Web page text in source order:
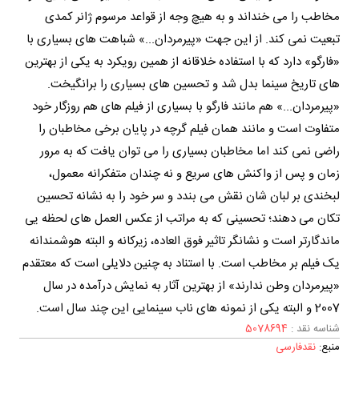
مخاطب را می خنداند و به هیچ وجه از قواعد مرسوم ژانر کمدی
تبعیت نمی کند. از این جهت «پیرمردان...» شباهت های بسیاری با
«فارگو» دارد که با استفاده خلاقانه از همین رویکرد به یکی از بهترین
های تاریخ سینما بدل شد و تحسین های بسیاری را برانگیخت.
«پیرمردان...» هم مانند فارگو با بسیاری از فیلم های هم روزگار خود
متفاوت است و مانند همان فیلم گرچه در پایان برخی مخاطبان را
راضی نمی کند اما مخاطبان بسیاری را می توان یافت که به مرور
زمان و پس از واکنش های سریع و نه چندان متفکرانه معمول،
لبخندی بر لبان شان نقش می بندد و سر خود را به نشانه تحسین
تکان می دهند؛ تحسینی که به مراتب از عکس العمل های لحظه یی
ماندگارتر است و نشانگر تاثیر فوق العاده، زیرکانه و البته هوشمندانه
یک فیلم بر مخاطب است. با استناد به چنین دلایلی است که معتقدم
«پیرمردان وطن ندارند» از بهترین آثار به نمایش درآمده در سال
2007 و البته یکی از نمونه های ناب سینمایی این چند سال است.
شناسه نقد : 5078694
منبع:نقدفارسی